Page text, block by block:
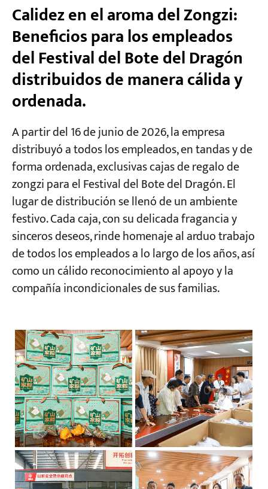
Calidez en el aroma del Zongzi:
Beneficios para los empleados
del Festival del Bote del Dragón
distribuidos de manera cálida y
ordenada.
A partir del 16 de junio de 2026, la empresa
distribuyó a todos los empleados, en tandas y de
forma ordenada, exclusivas cajas de regalo de
zongzi para el Festival del Bote del Dragón. El
lugar de distribución se llenó de un ambiente
festivo. Cada caja, con su delicada fragancia y
sinceros deseos, rinde homenaje al arduo trabajo
de todos los empleados a lo largo de los años, así
como un cálido reconocimiento al apoyo y la
compañía incondicionales de sus familias.